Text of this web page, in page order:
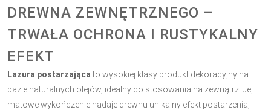
DREWNA ZEWNĘTRZNEGO –
TRWAŁA OCHRONA I RUSTYKALNY
EFEKT
Lazura postarzającato wysokiej klasy produkt dekoracyjny na
bazie naturalnych olejów, idealny do stosowania na zewnątrz. Jej
matowe wykończenie nadaje drewnu unikalny efekt postarzenia,